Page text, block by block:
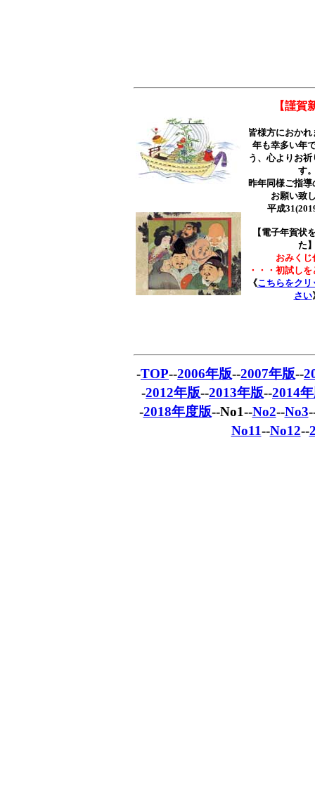
【謹賀
皆様方におか
年も幸多い年
う、心よりお
す
昨年同様ご指導
お願い致
平成
【電子年賀状
た
おみくじ
・・・初試し
《こちらをクリ
さい
-TOP--2006年版--2007年版--
-2012年版--2013年版--2014
-2018年度版--No1--No2--No3
No11--No12--